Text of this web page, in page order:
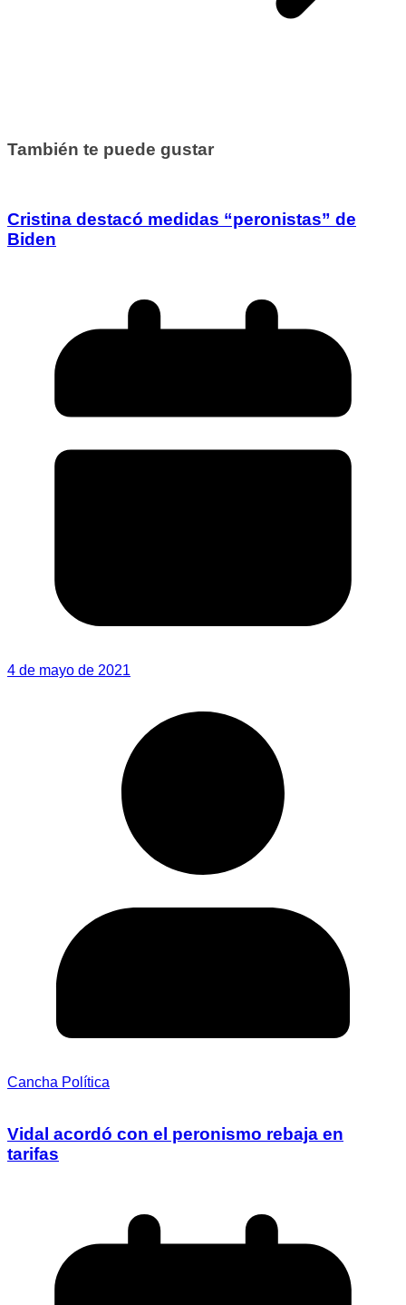
También te puede gustar
Cristina destacó medidas “peronistas” de
Biden
4 de mayo de 2021
Cancha Política
Vidal acordó con el peronismo rebaja en
tarifas